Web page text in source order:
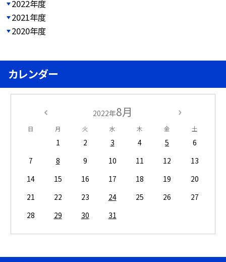
2022年度
2021年度
2020年度
カレンダー
2022年8月
日 月 火 水 木 金 土
1 2 3 4 5
6
7
8 9 10 11 12
13
14
15 16 17 18 19
20
21
22 23 24 25 26
27
28
29 30 31